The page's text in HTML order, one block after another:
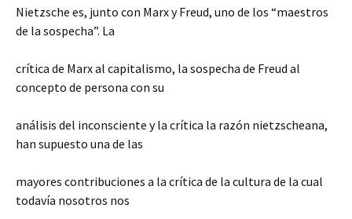
Nietzsche es, junto con Marx y Freud, uno de los “maestros
de la sospecha”. La
crítica de Marx al capitalismo, la sospecha de Freud al
concepto de persona con su
análisis del inconsciente y la crítica la razón nietzscheana,
han supuesto una de las
mayores contribuciones a la crítica de la cultura de la cual
todavía nosotros nos